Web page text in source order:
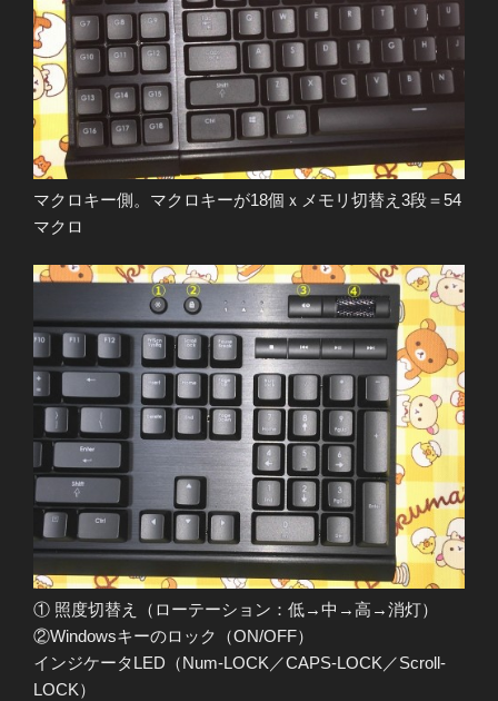
マクロキー側。マクロキーが18個ｘメモリ切替え3段＝54
マクロ
① 照度切替え（ローテーション：低→中→高→消灯）
②Windowsキーのロック（ON/OFF）
インジケータLED（Num-LOCK／CAPS-LOCK／Scroll-
LOCK）